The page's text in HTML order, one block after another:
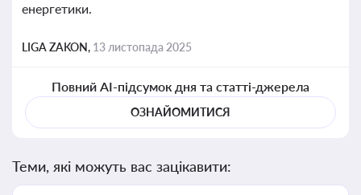
енергетики.
LIGA ZAKON, 13 листопада 2025
Повний AI-підсумок дня та статті-джерела
ОЗНАЙОМИТИСЯ
Теми, які можуть вас зацікавити: